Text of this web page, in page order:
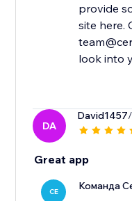
provide
site here.
DA
David1457
Great app
CE Команда